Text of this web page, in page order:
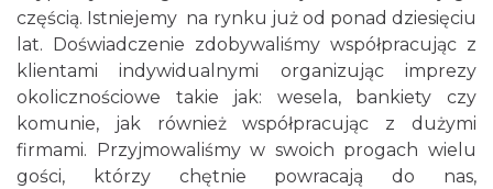
częścią. Istniejemy na rynku już od ponad dziesięciu
lat. Doświadczenie zdobywaliśmy współpracując z
klientami indywidualnymi organizując imprezy
okolicznościowe takie jak: wesela, bankiety czy
komunie, jak również współpracując z dużymi
firmami. Przyjmowaliśmy w swoich progach wielu
gości, którzy chętnie powracają do nas,